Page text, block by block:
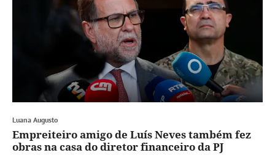
Luana Augusto
Empreiteiro amigo de Luís Neves também fez
obras na casa do diretor financeiro da PJ